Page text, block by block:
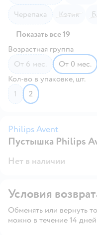
Черепаха
Котик
Показать все 19
Возрастная группа
от 6 мес.
от 0 мес.
Кол-во в упаковке, шт.
1
2
Philips Avent
Пустышка Philips
Нет в наличии
Условия
Обменять или вернуть
можно в течение 14